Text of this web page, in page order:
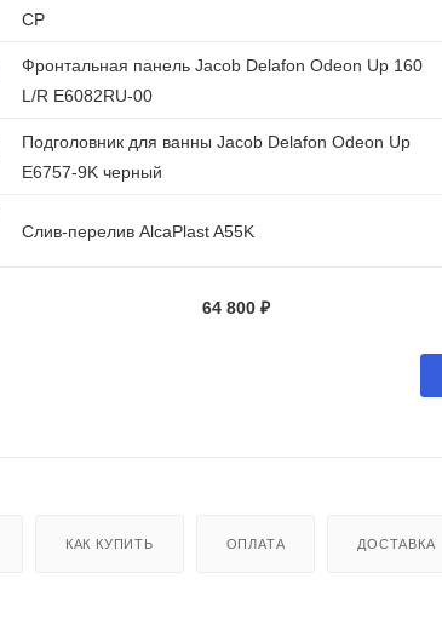
CP
Фронтальная панель Jacob Delafon Odeon Up 160
L/R E6082RU-00
Подголовник для ванны Jacob Delafon Odeon Up
E6757-9K черный
Слив-перелив AlcaPlast A55K
64 800 ₽
КАК КУПИТЬ ОПЛАТА ДОСТАВКА